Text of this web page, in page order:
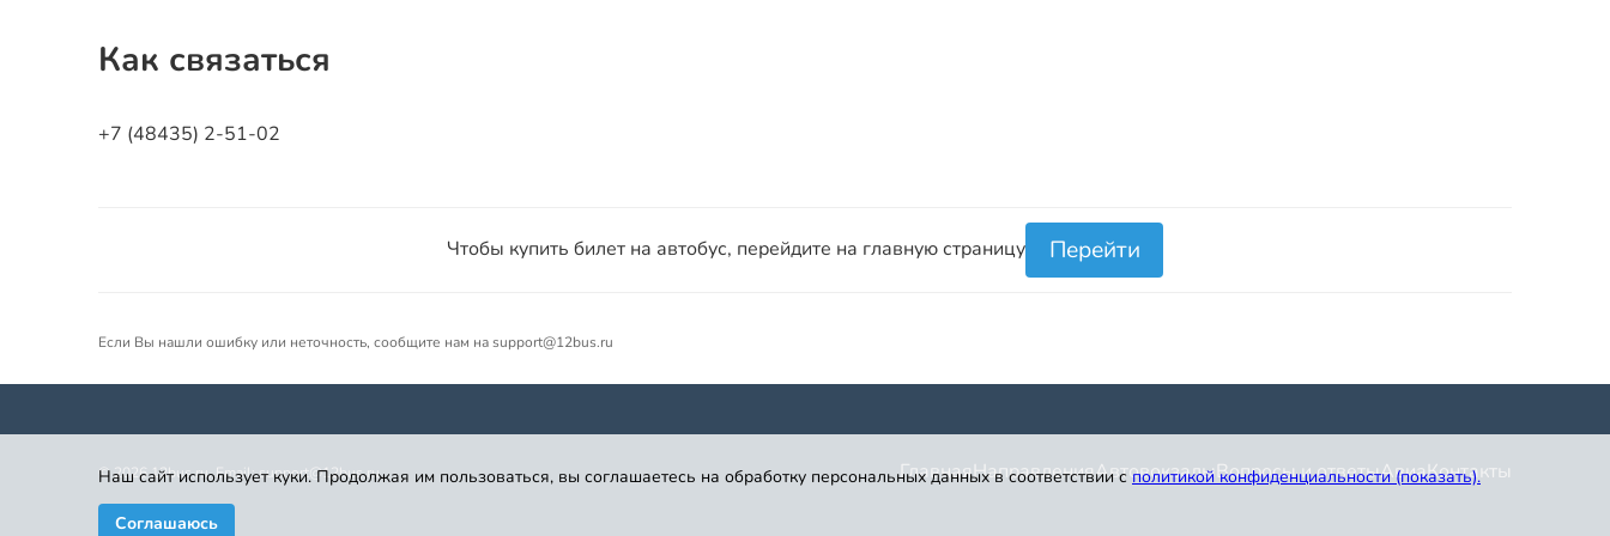
Как связаться
+7 (48435) 2-51-02
Чтобы купить билет на автобус, перейдите на главную страницу Перейти
Если Вы нашли ошибку или неточность, сообщите нам на support@12bus.ru
©202612bus.ru. Email: support@12bus.ru ГлавнаяНаправленияАвтовокзалыВопросы и ответыАвиаКонтакты
Наш сайт использует куки. Продолжая им пользоваться, вы соглашаетесь на обработку персональных данных в соответствии с политикой конфиденциальности (показать).
Соглашаюсь